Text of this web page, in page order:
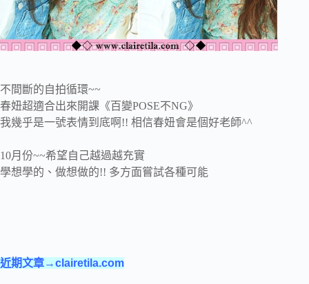
不間斷的自拍循環~~
春妞超適合出來開課《百變POSE不NG》
我幾乎是一號表情到底啊!! 相信春妞會是個好老師^^
10月份~~希望自己越過越充實
學想學的、做想做的!! 多方面嘗試各種可能
近期文章→clairetila.com